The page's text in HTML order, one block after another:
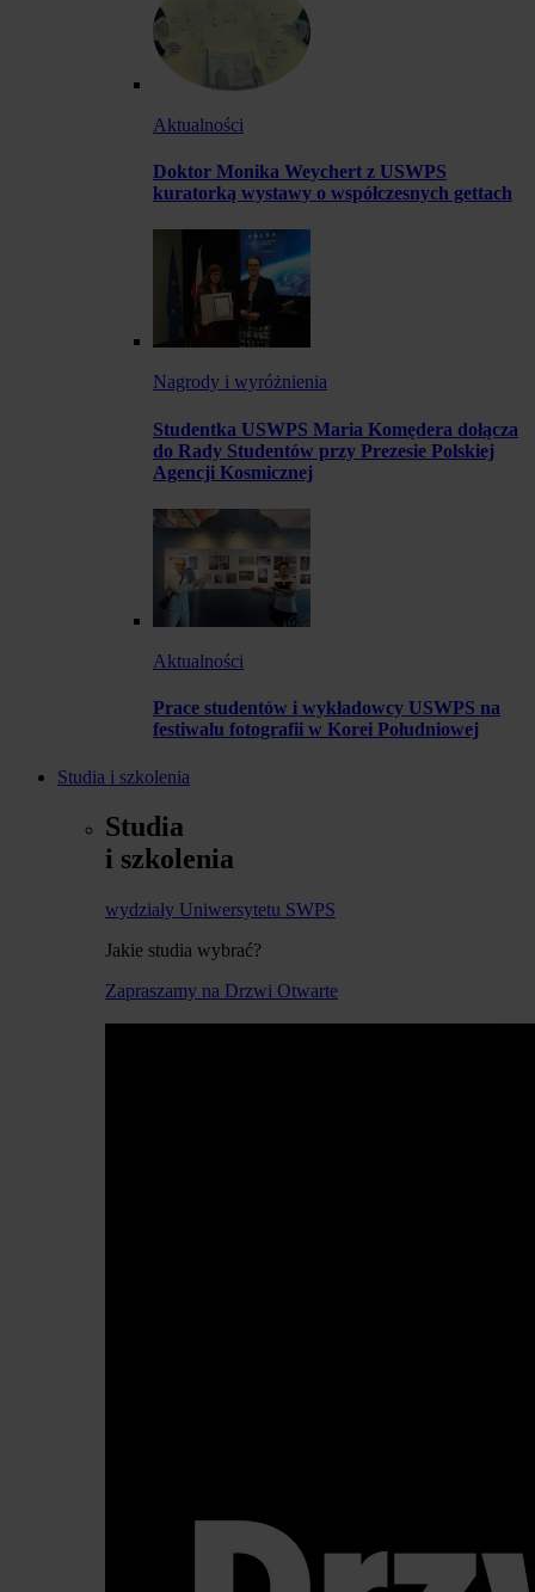
Aktualności
Doktor Monika Weychert z USWPS
kuratorką wystawy o współczesnych gettach
Nagrody i wyróżnienia
Studentka USWPS Maria Komędera dołącza
do Rady Studentów przy Prezesie Polskiej
Agencji Kosmicznej
Aktualności
Prace studentów i wykładowcy USWPS na
festiwalu fotografii w Korei Południowej
Studia i szkolenia
Studia
i szkolenia
wydziały Uniwersytetu SWPS
Jakie studia wybrać?
Zapraszamy na Drzwi Otwarte